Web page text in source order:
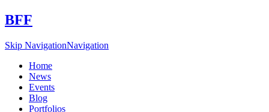
BFF
Skip NavigationNavigation
Home
News
Events
Blog
Portfolios